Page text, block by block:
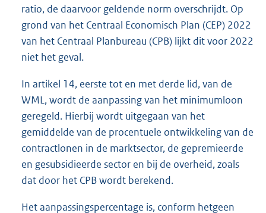
ratio, de daarvoor geldende norm overschrijdt. Op
grond van het Centraal Economisch Plan (CEP) 2022
van het Centraal Planbureau (CPB) lijkt dit voor 2022
niet het geval.
In artikel 14, eerste tot en met derde lid, van de
WML, wordt de aanpassing van het minimumloon
geregeld. Hierbij wordt uitgegaan van het
gemiddelde van de procentuele ontwikkeling van de
contractlonen in de marktsector, de gepremieerde
en gesubsidieerde sector en bij de overheid, zoals
dat door het CPB wordt berekend.
Het aanpassingspercentage is, conform hetgeen